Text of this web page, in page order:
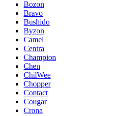
Bozon
Bravo
Bushido
Byzon
Camel
Centra
Champion
Chen
ChilWee
Chopper
Contact
Cougar
Crona